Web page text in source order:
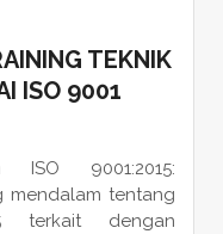
TEKNIK
ISO 9001
ISO 9001:2015:
mendalam tentang
terkait dengan